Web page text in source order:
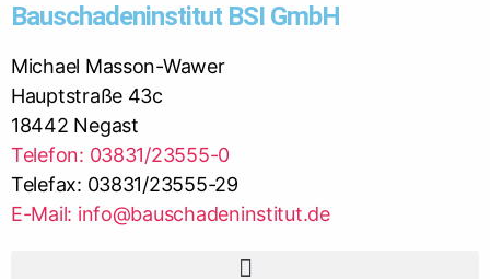
Bauschadeninstitut BSI GmbH
Michael Masson-Wawer
Hauptstraße 43c
18442 Negast
Telefon: 03831/23555-0
Telefax: 03831/23555-29
E-Mail: info@bauschadeninstitut.de